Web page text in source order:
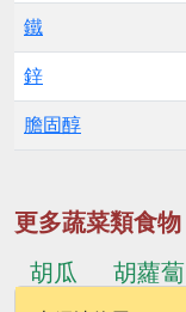
鐵
鋅
膽固醇
更多蔬菜類食物
胡瓜
胡蘿蔔